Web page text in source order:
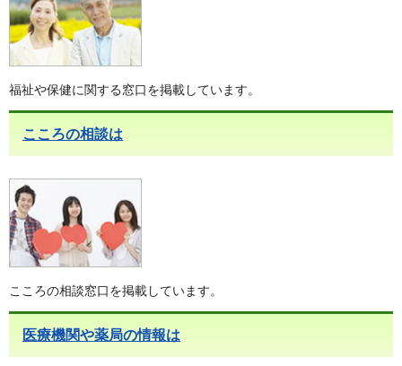
福祉や保健に関する窓口を掲載しています。
こころの相談は
こころの相談窓口を掲載しています。
医療機関や薬局の情報は